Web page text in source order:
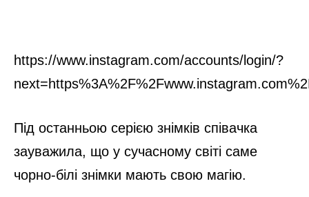
https://www.instagram.com/accounts/login/?
Під останньою серією знімків співачка
зауважила, що у сучасному світі саме
чорно-білі знімки мають свою магію.